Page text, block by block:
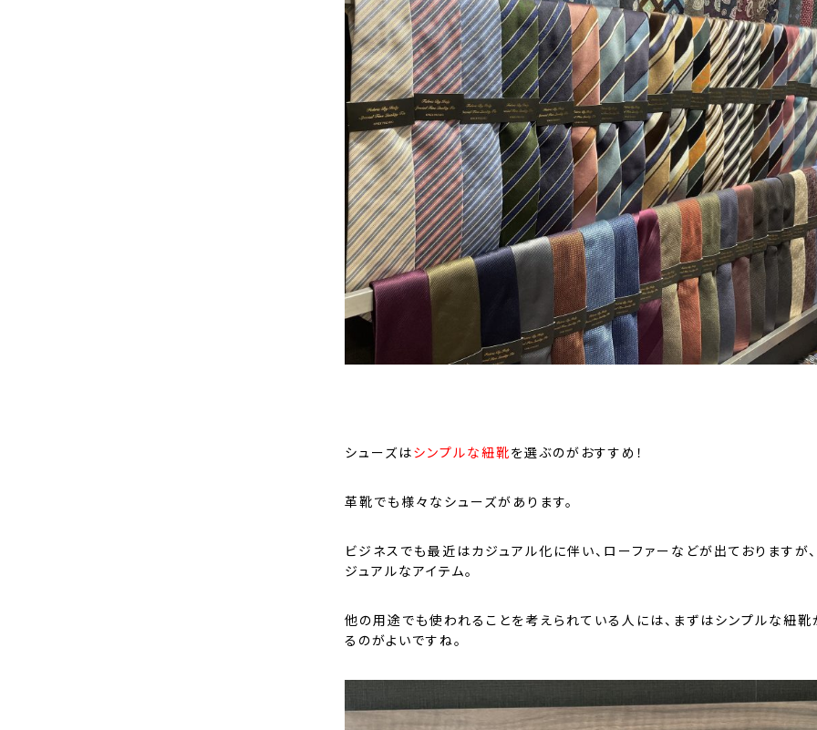
シューズはシンプルな紐靴を選ぶのがおすすめ！
革靴でも様々なシューズがあります。
ビジネスでも最近はカジュアル化に伴い、ローファーなどが出ておりますが
ジュアルなアイテム。
他の用途でも使われることを考えられている人には、まずはシンプルな紐
るのがよいですね。